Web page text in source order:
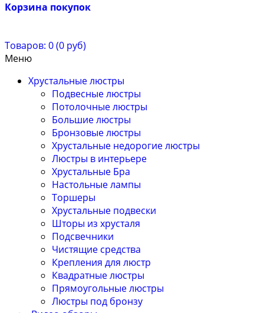
Корзина покупок
Товаров: 0 (0 руб)
Меню
Хрустальные люстры
Подвесные люстры
Потолочные люстры
Большие люстры
Бронзовые люстры
Хрустальные недорогие люстры
Люстры в интерьере
Хрустальные Бра
Настольные лампы
Торшеры
Хрустальные подвески
Шторы из хрусталя
Подсвечники
Чистящие средства
Крепления для люстр
Квадратные люстры
Прямоугольные люстры
Люстры под бронзу